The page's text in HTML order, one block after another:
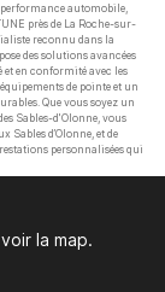
automobile,
près de La Roche-sur-
reconnu dans la
des solutions avancées
en conformité avec les
de pointe et un
Que vous soyez un
Sables-d'Olonne, vous
d’Olonne, et de
personnalisées qui
la map.